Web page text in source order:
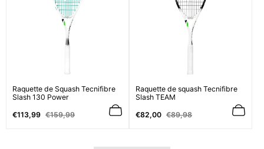
Raquette de Squash Tecnifibre
Slash 130 Power
Prix
€113,99 Prix
€159,99
Raquette de squash Tecnifibre
Slash TEAM
Prix
€82,00 Prix
€89,98